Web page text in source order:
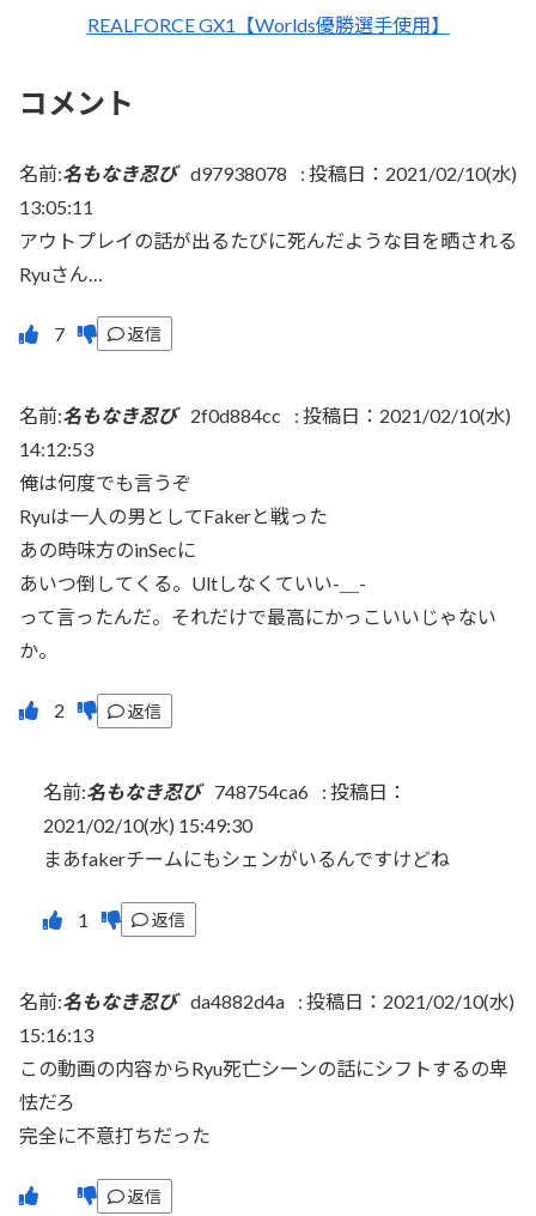
REALFORCE GX1【Worlds優勝選手使用】
コメント
名前:名もなき忍び d97938078 : 投稿日：2021/02/10(水)
13:05:11
アウトプレイの話が出るたびに死んだような目を晒される
Ryuさん…
返信
名前:名もなき忍び 2f0d884cc : 投稿日：2021/02/10(水)
14:12:53
俺は何度でも言うぞ
Ryuは一人の男としてFakerと戦った
あの時味方のinSecに
あいつ倒してくる。Ultしなくていい-＿-
って言ったんだ。それだけで最高にかっこいいじゃない
か。
返信
名前:名もなき忍び 748754ca6 : 投稿日：
2021/02/10(水) 15:49:30
まあfakerチームにもシェンがいるんですけどね
返信
名前:名もなき忍び da4882d4a : 投稿日：2021/02/10(水)
15:16:13
この動画の内容からRyu死亡シーンの話にシフトするの卑
怯だろ
完全に不意打ちだった
返信